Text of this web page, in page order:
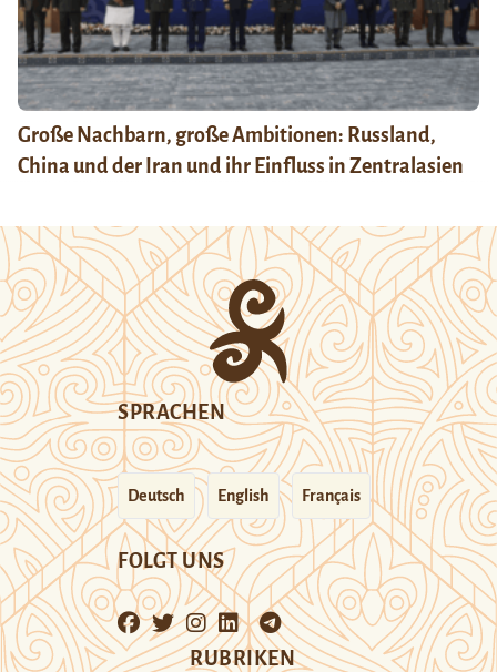
Große Nachbarn, große Ambitionen: Russland,
China und der Iran und ihr Einfluss in Zentralasien
SPRACHEN
Deutsch English Français
FOLGT UNS
RUBRIKEN